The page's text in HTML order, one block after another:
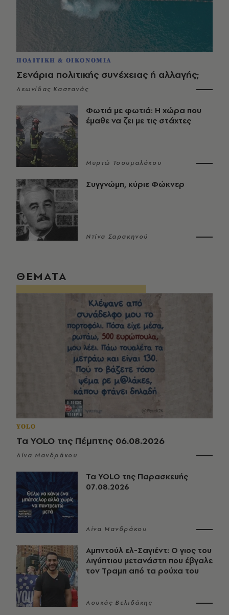
ΠΟΛΙΤΙΚΗ & ΟΙΚΟΝΟΜΙΑ
Σενάρια πολιτικής συνέχειας ή αλλαγής;
Λεωνίδας Καστανάς
Φωτιά με φωτιά: Η χώρα που
έμαθε να ζει με τις στάχτες
Μυρτώ Τσουμαλάκου
Συγγνώμη, κύριε Φώκνερ
Ντίνα Σαρακηνού
ΘΕΜΑΤΑ
YOLO
Τα YOLO της Πέμπτης 06.08.2026
Λίνα Μανδράκου
Τα YOLO της Παρασκευής
07.08.2026
Λίνα Μανδράκου
Αμπντούλ ελ-Σαγιέντ: Ο γιος του
Αιγύπτιου μετανάστη που έβγαλε
τον Τραμπ από τα ρούχα του
Λουκάς Βελιδάκης